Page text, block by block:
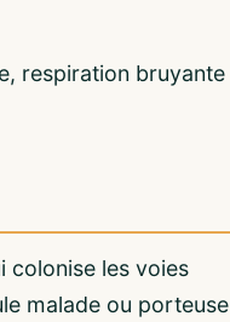
respiration bruyante
colonise les voies
malade ou porteuse